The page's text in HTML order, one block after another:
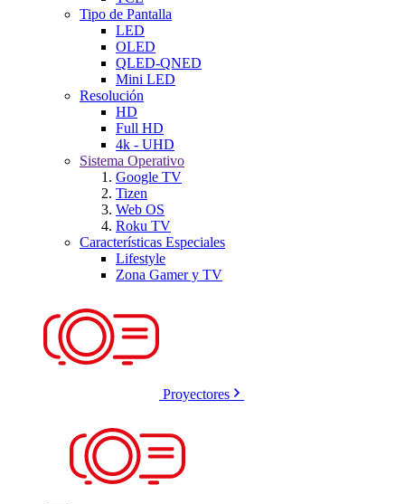
Tipo de Pantalla
LED
OLED
QLED-QNED
Mini LED
Resolución
HD
Full HD
4k - UHD
Sistema Operativo
Google TV
Tizen
Web OS
Roku TV
Características Especiales
Lifestyle
Zona Gamer y TV
Proyectores